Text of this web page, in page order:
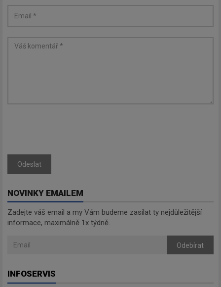
Odeslat
NOVINKY EMAILEM
Zadejte váš email a my Vám budeme zasílat ty nejdůležitější
informace, maximálně 1x týdně.
Odebírat
INFOSERVIS